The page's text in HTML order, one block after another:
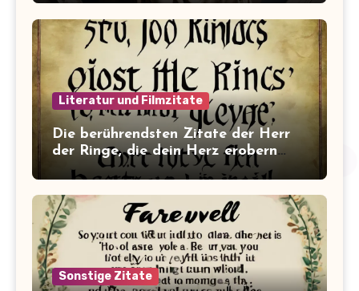
Literatur und Filmzitate
Die berührendsten Zitate der Herr
der Ringe, die dein Herz erobern
werden!
Sonstige Zitate